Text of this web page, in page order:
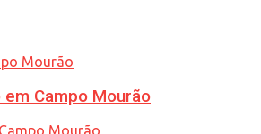
Campo Mourão